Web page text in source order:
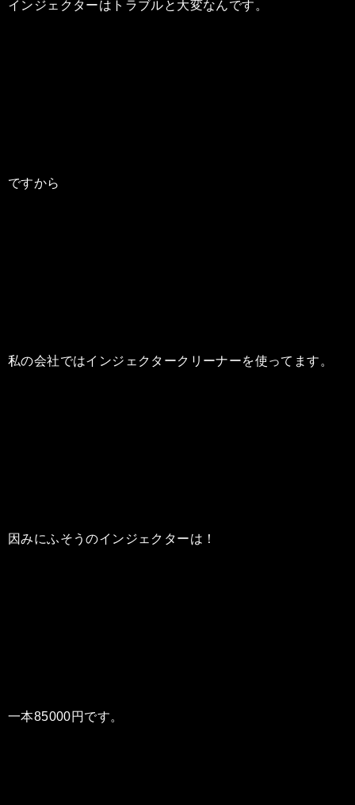
インジェクターはトラブルと大変なんです。
ですから
私の会社ではインジェクタークリーナーを使ってます。
因みにふそうのインジェクターは！
一本85000円です。